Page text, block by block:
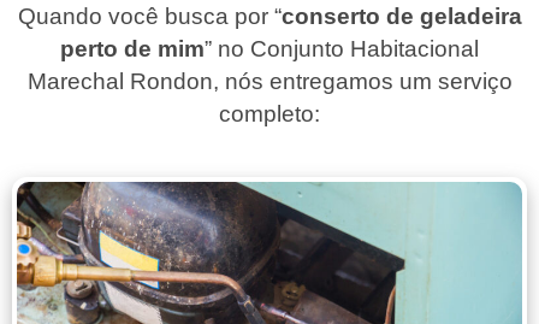
Quando você busca por “conserto de geladeira
perto de mim” no Conjunto Habitacional
Marechal Rondon, nós entregamos um serviço
completo: